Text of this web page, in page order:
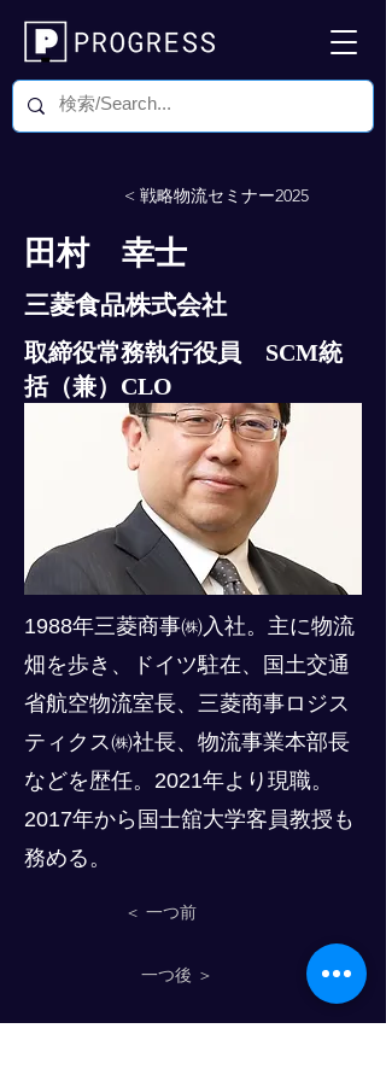
< 戦略物流セミナー2025
田村 幸士
三菱食品株式会社
取締役常務執行役員 SCM統
括（兼）CLO
1988年三菱商事㈱入社。主に物流
畑を歩き、ドイツ駐在、国土交通
省航空物流室長、三菱商事ロジス
ティクス㈱社長、物流事業本部長
などを歴任。2021年より現職。
2017年から国士舘大学客員教授も
務める。
＜ 一つ前
一つ後 ＞